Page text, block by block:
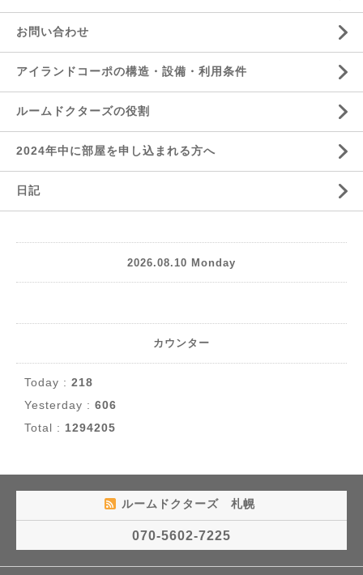
お問い合わせ
アイランドコーポの構造・設備・利用条件
ルームドクターズの役割
2024年中に部屋を申し込まれる方へ
日記
2026.08.10 Monday
カウンター
Today : 218
Yesterday : 606
Total : 1294205
ルームドクターズ 札幌
070-5602-7225